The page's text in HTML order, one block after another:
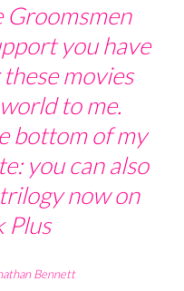
Groomsmen
you have
movies
to me.
bottom of my
you can also
now on
Plus
Bennett